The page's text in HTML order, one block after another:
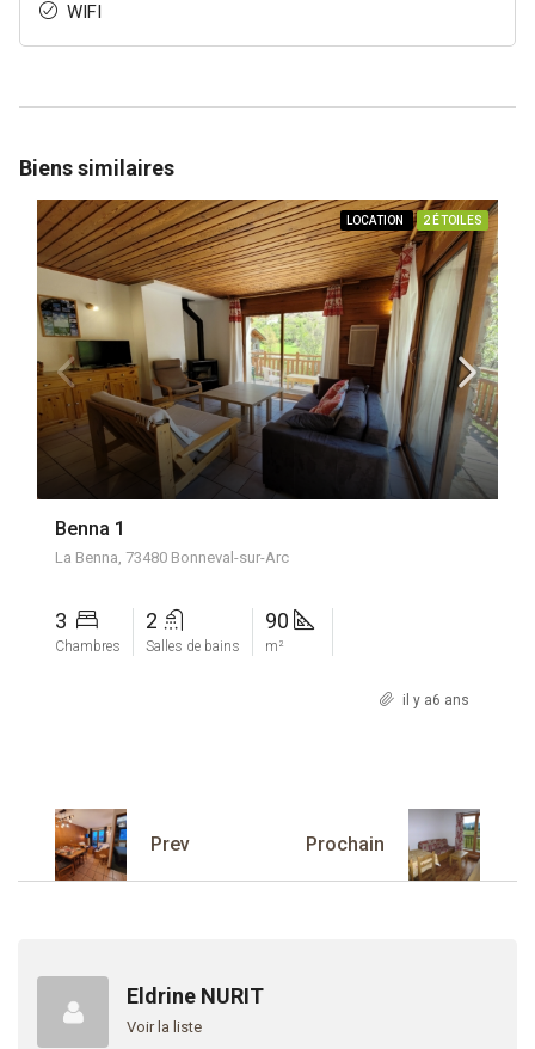
WIFI
Biens similaires
LOCATION 2 ÉTOILES
Benna 1
La Benna, 73480 Bonneval-sur-Arc
3
Chambres
2
Salles de bains
90
m²
il y a6 ans
Prev Prochain
Eldrine NURIT
Voir la liste